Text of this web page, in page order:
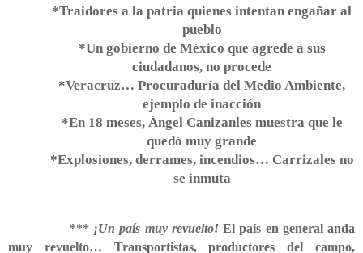
*Traidores a la patria quienes intentan engañar al
pueblo
*Un gobierno de México que agrede a sus
ciudadanos, no procede
*Veracruz… Procuraduría del Medio Ambiente,
ejemplo de inacción
*En 18 meses, Ángel Canizanles muestra que le
quedó muy grande
*Explosiones, derrames, incendios… Carrizales no
se inmuta
*** ¡Un país muy revuelto!El país en general anda
muy revuelto… Transportistas, productores del campo,